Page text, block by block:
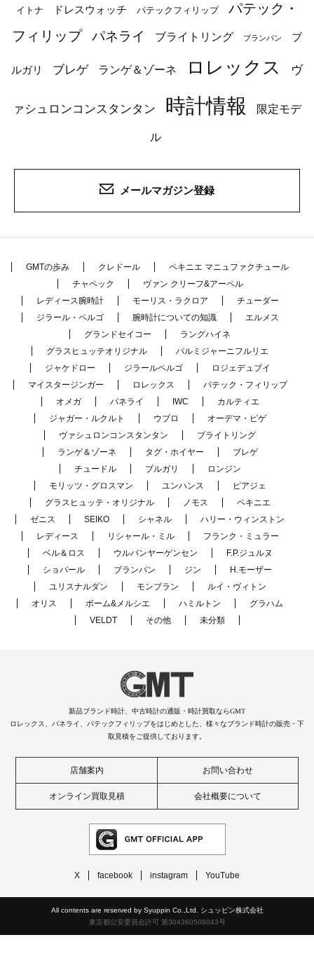
イトナ ドレスウォッチ パテックフィリップ
パテック・
フィリップ
パネライ ブライトリング ブランパン ブ
ルガリ ブレゲ ランゲ＆ゾーネ ロレックス ヴ
ァシュロンコンスタンタン 時計情報 限定モデ
ル
メールマガジン登録
GMTの歩み クレドール
ペキニエ マニュファクチュール
チャペック
ヴァン クリーフ&アーペル
レディース腕時計
モーリス・ラクロア
チューダー
ジラール・ペルゴ
腕時計についての知識
エルメス
グランドセイコー
ラングハイネ
グラスヒュッテオリジナル
パルミジャーニフルリエ
ジャケドロー
ジラールペルゴ
ロジェデュブイ
マイスタージンガー
ロレックス
パテック・フィリップ
オメガ
パネライ IWC
カルティエ
ジャガー・ルクルト
ウブロ
オーデマ・ピゲ
ヴァシュロンコンスタンタン
ブライトリング
ランゲ＆ゾーネ
タグ・ホイヤー
ブレゲ
チュードル
ブルガリ
ロンジン
モリッツ・グロスマン
ユンハンス
ピアジェ
グラスヒュッテ・オリジナル
ノモス
ペキニエ
ゼニス
SEIKO シャネル
ハリー・ウィンストン
レディース
リシャール・ミル
フランク・ミュラー
ベル＆ロス
ウルバンヤーゲンセン
F.P.ジュルヌ
ショパール
ブランパン ジン
H.モーザー
ユリスナルダン
モンブラン
ルイ・ヴィトン
オリス
ボーム&メルシエ ハミルトン
グラハム
VELDT
その他 未分類
新品ブランド時計、中古時計の通販・時計買取ならGMT
ロレックス、パネライ、パテックフィリップをはじめとした、様々なブランド時計の販売・下
取見積をご提供しております。
店舗案内 お問い合わせ
オンライン買取見積 会社概要について
X facebook instagram YouTube
All contents are reserved by Syuppin Co.,Ltd. シュッピン株式会社
東京都公安委員会許可 第304360508043号